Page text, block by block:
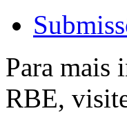
Para mais
RBE,